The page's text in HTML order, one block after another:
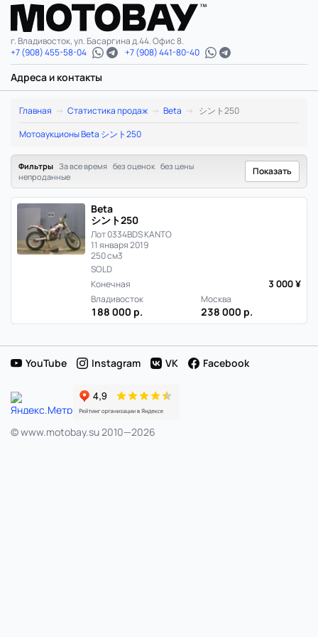
г. Владивосток, ул. Басаргина д.44. Офис 8.
+7 (908) 455-58-04
+7 (908) 441-80-40
Адреса и контакты
Beta
シ
ン
ト
250:
статистика
продаж
в
Японии
Главная Статистика продаж Beta
シント250
Мотоаукционы Beta シント250
Фильтры За все время без оценок без цены
непроданные
Показать
Beta
シント250
Лот 0334BDS KANTO
11 января 2019
250 см3
SOLD
Конечная
3 000 ¥
Владивосток
188 000 р.
Москва
238 000 р.
YouTube Instagram VK Facebook
© www.motobay.su 2010—2026